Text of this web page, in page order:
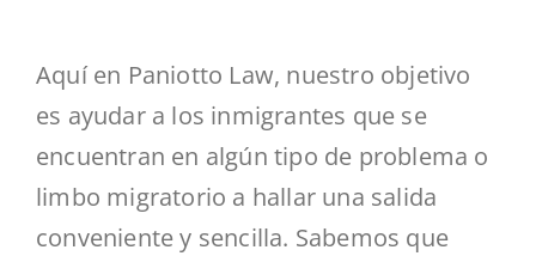
Aquí en Paniotto Law, nuestro objetivo
es ayudar a los inmigrantes que se
encuentran en algún tipo de problema o
limbo migratorio a hallar una salida
conveniente y sencilla. Sabemos que